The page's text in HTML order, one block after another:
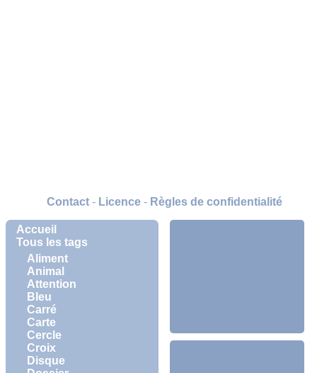
Accueil
Tous les tags
Aliment
Animal
Attention
Bleu
Carré
Carte
Cercle
Croix
Disque
Contact- Licence- Règles de confidentialité